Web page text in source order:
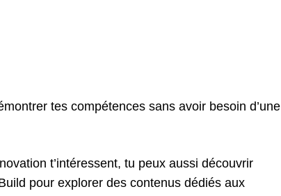
tes compétences sans avoir besoin d’une
t’intéressent, tu peux aussi découvrir
pour explorer des contenus dédiés aux